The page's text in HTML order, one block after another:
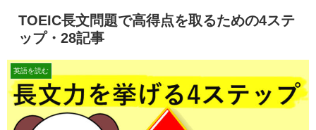
TOEIC長文問題で高得点を取るための4ステ
ップ・28記事
英語を読む